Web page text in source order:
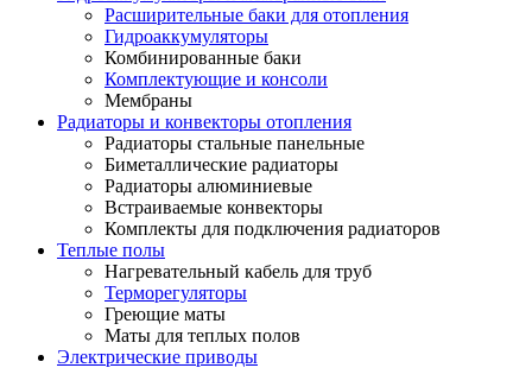
Расширительные баки для отопления
Гидроаккумуляторы
Комбинированные баки
Комплектующие и консоли
Мембраны
Радиаторы и конвекторы отопления
Радиаторы стальные панельные
Биметаллические радиаторы
Радиаторы алюминиевые
Встраиваемые конвекторы
Комплекты для подключения радиаторов
Теплые полы
Нагревательный кабель для труб
Терморегуляторы
Греющие маты
Маты для теплых полов
Электрические приводы